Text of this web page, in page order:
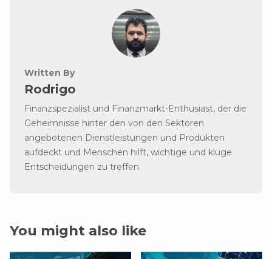
Written By
Rodrigo
Finanzspezialist und Finanzmarkt-Enthusiast, der die
Geheimnisse hinter den von den Sektoren
angebotenen Dienstleistungen und Produkten
aufdeckt und Menschen hilft, wichtige und kluge
Entscheidungen zu treffen.
You might also like